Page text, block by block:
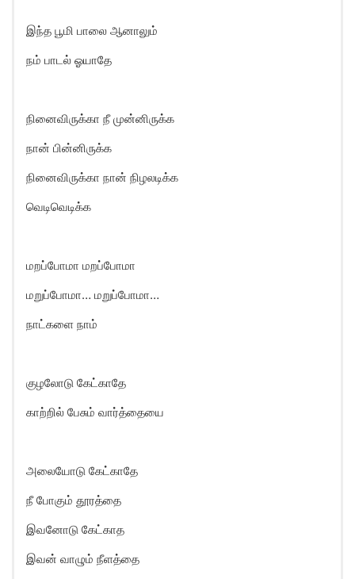
இந்த பூமி பாலை ஆனாலும்
நம் பாடல் ஓயாதே
நினைவிருக்கா நீ முன்னிருக்க
நான் பின்னிருக்க
நினைவிருக்கா நான் நிழலடிக்க
வெடிவெடிக்க
மறப்போமா மறப்போமா
மறுப்போமா… மறுப்போமா…
நாட்களை நாம்
குழலோடு கேட்காதே
காற்றில் பேசும் வார்த்தையை
அலையோடு கேட்காதே
நீ போகும் தூரத்தை
இவனோடு கேட்காத
இவன் வாழும் நீளத்தை